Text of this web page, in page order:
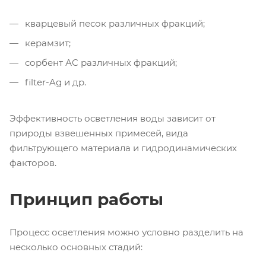
кварцевый песок различных фракций;
керамзит;
сорбент АС различных фракций;
filter-Ag и др.
Эффективность осветления воды зависит от
природы взвешенных примесей, вида
фильтрующего материала и гидродинамических
факторов.
Принцип работы
Процесс осветления можно условно разделить на
несколько основных стадий: